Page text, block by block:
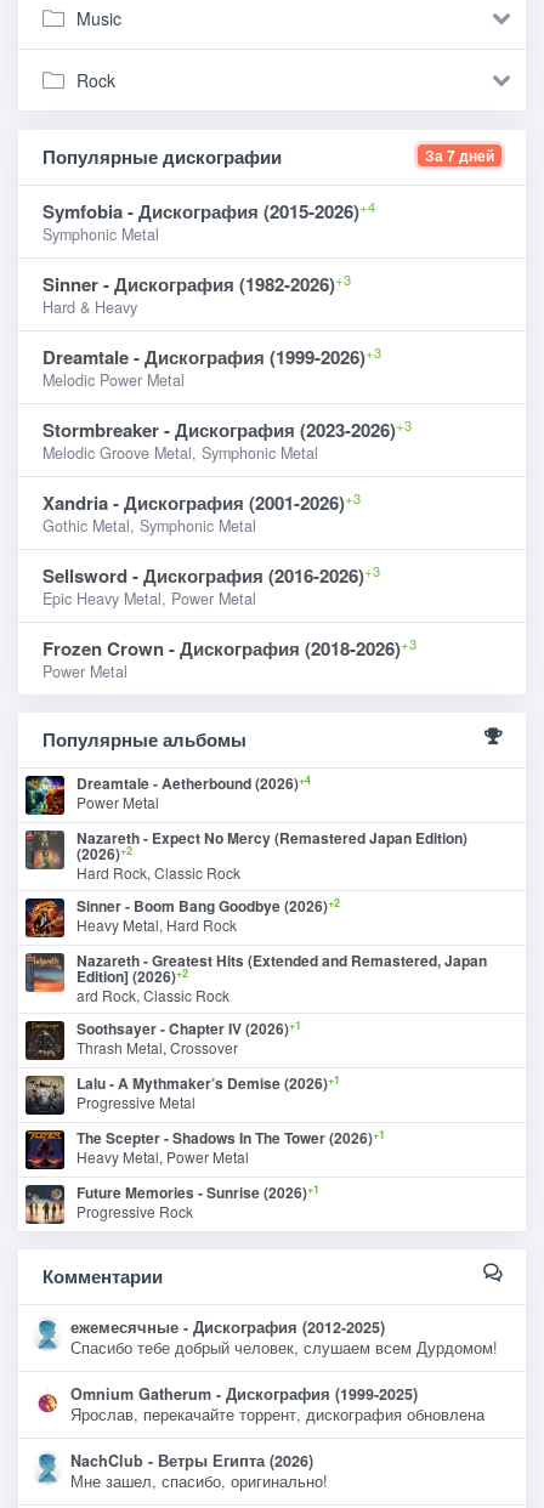
Music
Rock
Популярные дискографии За 7 дней
Symfobia - Дискография (2015-2026)+4
Symphonic Metal
Sinner - Дискография (1982-2026)+3
Hard & Heavy
Dreamtale - Дискография (1999-2026)+3
Melodic Power Metal
Stormbreaker - Дискография (2023-2026)+3
Melodic Groove Metal, Symphonic Metal
Xandria - Дискография (2001-2026)+3
Gothic Metal, Symphonic Metal
Sellsword - Дискография (2016-2026)+3
Epic Heavy Metal, Power Metal
Frozen Crown - Дискография (2018-2026)+3
Power Metal
Популярные альбомы
Dreamtale - Aetherbound (2026)+4
Power Metal
Nazareth - Expect No Mercy (Remastered Japan Edition)
(2026)+2
Hard Rock, Classic Rock
Sinner - Boom Bang Goodbye (2026)+2
Heavy Metal, Hard Rock
Nazareth - Greatest Hits (Extended and Remastered, Japan
Edition] (2026)+2
ard Rock, Classic Rock
Soothsayer - Chapter IV (2026)+1
Thrash Metal, Crossover
Lalu - A Mythmaker’s Demise (2026)+1
Progressive Metal
The Scepter - Shadows In The Tower (2026)+1
Heavy Metal, Power Metal
Future Memories - Sunrise (2026)+1
Progressive Rock
Комментарии
ежемесячные - Дискография (2012-2025)
Спасибо тебе добрый человек, слушаем всем Дурдомом!
Omnium Gatherum - Дискография (1999-2025)
Ярослав, перекачайте торрент, дискография обновлена
NachClub - Ветры Египта (2026)
Мне зашел, спасибо, оригинально!